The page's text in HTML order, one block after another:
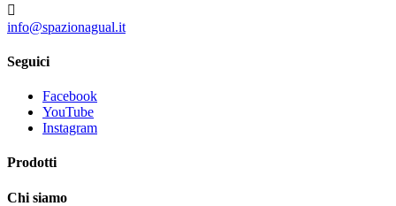

info@spazionagual.it
Seguici
Facebook
YouTube
Instagram
Prodotti
Chi siamo